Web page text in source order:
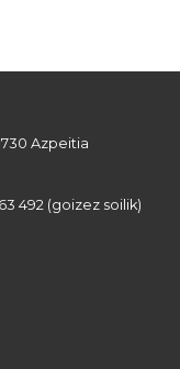
Azpeitia
492 (goizez soilik)